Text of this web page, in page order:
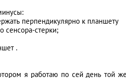
перпендикулярно к планшету
сенсора-стерки;
.
я работаю по сей день той